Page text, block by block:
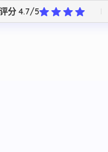
分 4.7/5